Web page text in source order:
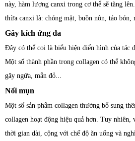
này, hàm lượng canxi trong cơ thể sẽ tăng
thừa canxi là: chóng mặt, buồn nôn, táo
Gây kích ứng da
Đây có thể coi là biểu hiện điển hình của tác
Một số thành phần trong collagen có thể
gây ngứa, mẩn đỏ...
Nổi mụn
Một số sản phẩm collagen thường bổ sung
collagen hoạt động hiệu quả hơn. Tuy nhiên,
thời gian dài, cộng với chế độ ăn uống và